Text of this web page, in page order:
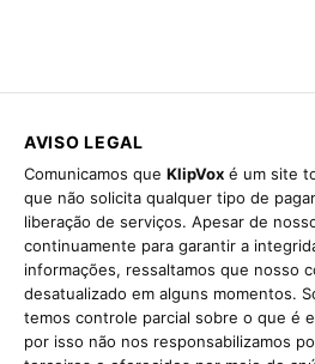
AVISO LEGAL
Comunicamos que KlipVox é um site
que não solicita qualquer tipo de
liberação de serviços. Apesar de
continuamente para garantir a
informações, ressaltamos que nosso
desatualizado em alguns momentos.
temos controle parcial sobre o que é
por isso não nos responsabilizamos